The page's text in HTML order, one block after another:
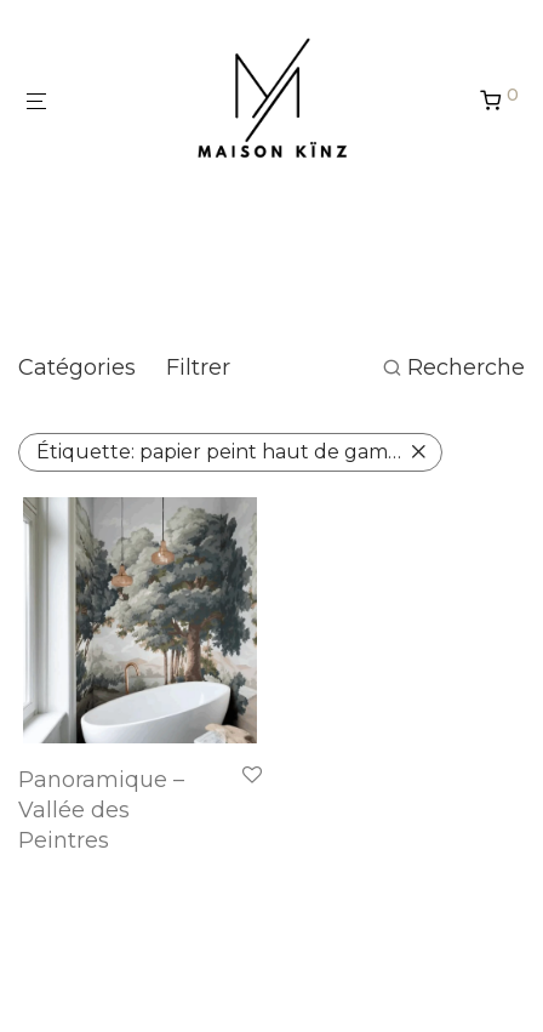
0
Catégories Filtrer Recherche
Étiquette: papier peint haut de gamme français
Panoramique –
Vallée des
Peintres